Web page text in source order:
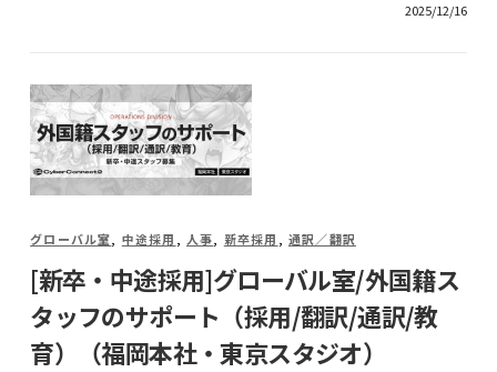
2025/12/16
グローバル室, 中途採用 , 人事, 新卒採用 , 通訳／翻訳
[新卒・中途採用]グローバル室/外国籍ス
タッフのサポート（採用/翻訳/通訳/教
育）（福岡本社・東京スタジオ）